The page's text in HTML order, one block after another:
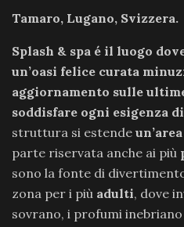
Tamaro, Lugano, Svizzera.
Splash & spa é il luogo
un’oasi felice curata
aggiornamento sulle
soddisfare ogni esigenza
struttura si estende
parte riservata anche ai più
sono la fonte di
zona per i più adulti, dove
sovrano, i profumi